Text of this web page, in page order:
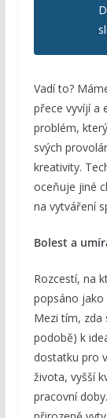
Vadí to?
přece vyvíjí a
problém,
svých
kreativity.
oceňuje jiné
na vytváření
Bolest a
Rozcestí, na
popsáno
Mezi tím, zda
podobě) k
dostatku pro
života, vyšší
pracovní